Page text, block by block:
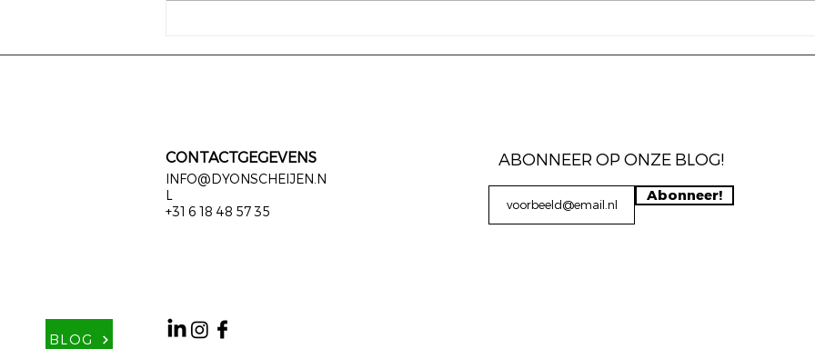
BLOG
CONTACTGEGEVENS
INFO@DYONSCHEIJEN.N
L
+31 6 18 48 57 35
ABONNEER OP ONZE BLOG!
Abonneer!